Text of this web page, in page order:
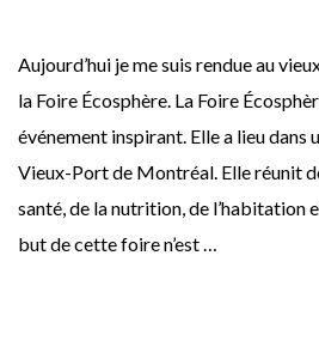
Aujourd’hui je me suis rendue au
la Foire Écosphère. La Foire
événement inspirant. Elle a lieu dans
Vieux-Port de Montréal. Elle réunit
santé, de la nutrition, de l’habitation
but de cette foire n’est …